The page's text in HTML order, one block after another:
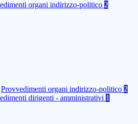
organi indirizzo-politico 2
Provvedimenti organi indirizzo-politico 2
dirigenti - amministrativi 1